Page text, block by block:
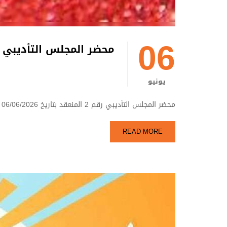
06
يونيو
محضر المجلس التأديبي
محضر المجلس التأديبي رقم 2 المنعقد بتاريخ 06/06/2026 لقسم الهندسة المعمارية
READ MORE